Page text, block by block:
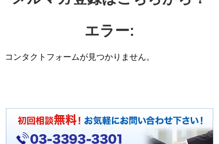
エラー:
コンタクトフォームが見つかりません。